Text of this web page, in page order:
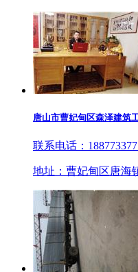
唐山市曹妃甸区森泽建筑
联系电话：
地址：曹妃甸区唐海